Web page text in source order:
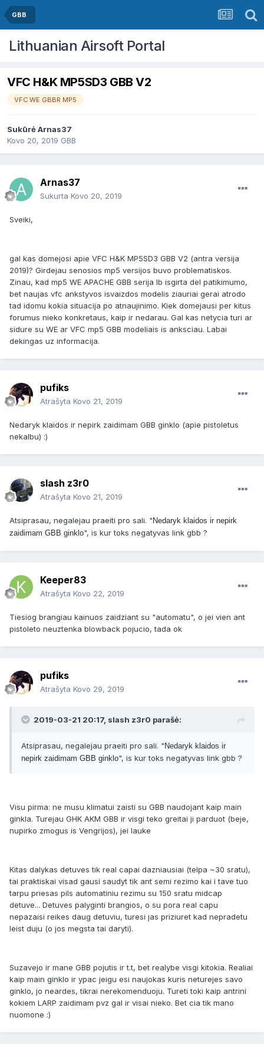
GBB
Lithuanian Airsoft Portal
VFC H&K MP5SD3 GBB V2
VFC WE GBBR MP5
SukūrėArnas37
Kovo 20, 2019 GBB
Arnas37
Sukurta Kovo 20, 2019
Sveiki,
gal kas domejosi apie VFC H&K MP5SD3 GBB V2 (antra versija
2019)? Girdejau senosios mp5 versijos buvo problematiskos.
Zinau, kad mp5 WE APACHE GBB serija lb isgirta del patikimumo,
bet naujas vfc ankstyvos isvaizdos modelis ziauriai gerai atrodo
tad idomu kokia situacija po atnaujinimo. Kiek domejausi per kitus
forumus nieko konkretaus, kaip ir nedarau. Gal kas netycia turi ar
sidure su WE ar VFC mp5 GBB modeliais is anksciau. Labai
dekingas uz informacija.
pufiks
Atrašyta Kovo 21, 2019
Nedaryk klaidos ir nepirk zaidimam GBB ginklo (apie pistoletus
nekalbu) :)
slash z3r0
Atrašyta Kovo 21, 2019
Atsiprasau, negalejau praeiti pro sali. " Nedaryk klaidos ir nepirk
zaidimam GBB ginklo", is kur toks negatyvas link gbb ?
Keeper83
Atrašyta Kovo 22, 2019
Tiesiog brangiau kainuos zaidziant su "automatu", o jei vien ant
pistoleto neuztenka blowback pojucio, tada ok
pufiks
Atrašyta Kovo 29, 2019
2019-03-21 20:17, slash z3r0 parašė:
Atsiprasau, negalejau praeiti pro sali. " Nedaryk klaidos ir
nepirk zaidimam GBB ginklo", is kur toks negatyvas link gbb ?
Visu pirma: ne musu klimatui zaisti su GBB naudojant kaip main
ginkla. Turejau GHK AKM GBB ir visgi teko greitai ji parduot (beje,
nupirko zmogus is Vengrijos), jei lauke
Kitas dalykas detuves tik real capai dazniausiai (telpa ~30 sratu),
tai praktiskai visad gausi saudyt tik ant semi rezimo kai i tave tuo
tarpu priesas pils automatiniu rezimu su 150 sratu midcap
detuve... Detuves palyginti brangios, o su pora real capu
nepazaisi reikes daug detuviu, turesi jas priziuret kad nepradetu
leist duju (o jos megsta tai daryti).
Suzavejo ir mane GBB pojutis ir t.t, bet realybe visgi kitokia. Realiai
kaip main ginklo ir ypac jeigu esi naujokas kuris neturejes savo
ginklo, jo neardes, tikrai nerekomenduoju. Tureti toki kaip antrini
kokiem LARP zaidimam pvz gal ir visai nieko. Bet cia tik mano
nuomone :)